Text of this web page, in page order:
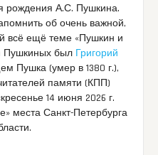
рождения А.С. Пушкина.
об очень важной,
всё ещё теме «Пушкин и
Пушкиных был Григорий
Пушка (умер в 1380 г.),
памяти (КПП)
14 июня 2026 г.
места Санкт-Петербурга